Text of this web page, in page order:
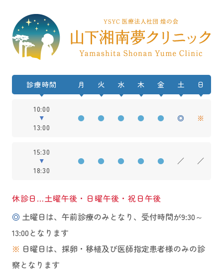
診療時間 月 火 水 木 金 土 日
10:00
13:00
● ● ● ● ● ◎ ※
15:30
18:30
● ● ● ● ● ／ ／
休診日…土曜午後・日曜午後・祝日午後
◎ 土曜日は、午前診療のみとなり、受付時間が9:30～
13:00となります
※ 日曜日は、採卵・移植及び医師指定患者様のみの診
察となります